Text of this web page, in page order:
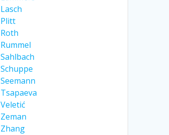
Lasch
Plitt
Roth
Rummel
Sahlbach
Schuppe
Seemann
Tsapaeva
Veletić
Zeman
Zhang